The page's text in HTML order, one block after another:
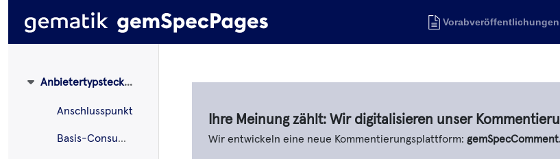
Vorabveröffentlichungen
Anbietertypsteckbriefe
Anschlusspunkt
Basis-Consumer
Ihre Meinung zählt: Wir digitalisieren unser
Wir entwickeln eine neue Kommentierungsplattform: